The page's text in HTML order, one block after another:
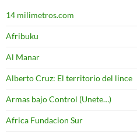
14 milimetros.com
Afribuku
Al Manar
Alberto Cruz: El territorio del lince
Armas bajo Control (Unete…)
Africa Fundacion Sur